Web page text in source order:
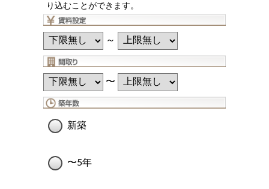
り込むことができます。
～
〜
新築
〜5年